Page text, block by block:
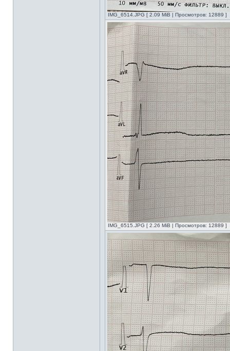
IMG_6514.JPG [ 2.09 MiB | Просмотров: 12889 ]
IMG_6515.JPG [ 2.26 MiB | Просмотров: 12889 ]